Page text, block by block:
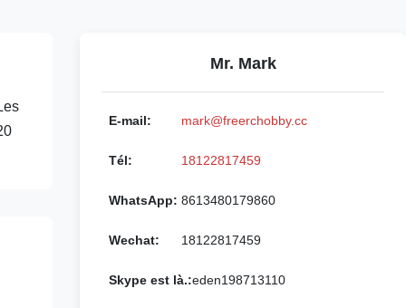
Mr. Mark
E-mail: mark@freerchobby.cc
Tél: 18122817459
WhatsApp: 8613480179860
Wechat: 18122817459
Skype est là.:eden198713110